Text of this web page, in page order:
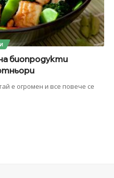
биопродукти
е огромен и все повече се